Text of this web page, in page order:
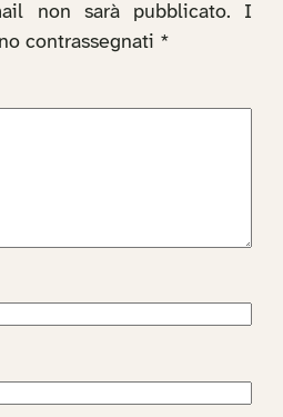
non sarà pubblicato.
I
contrassegnati *